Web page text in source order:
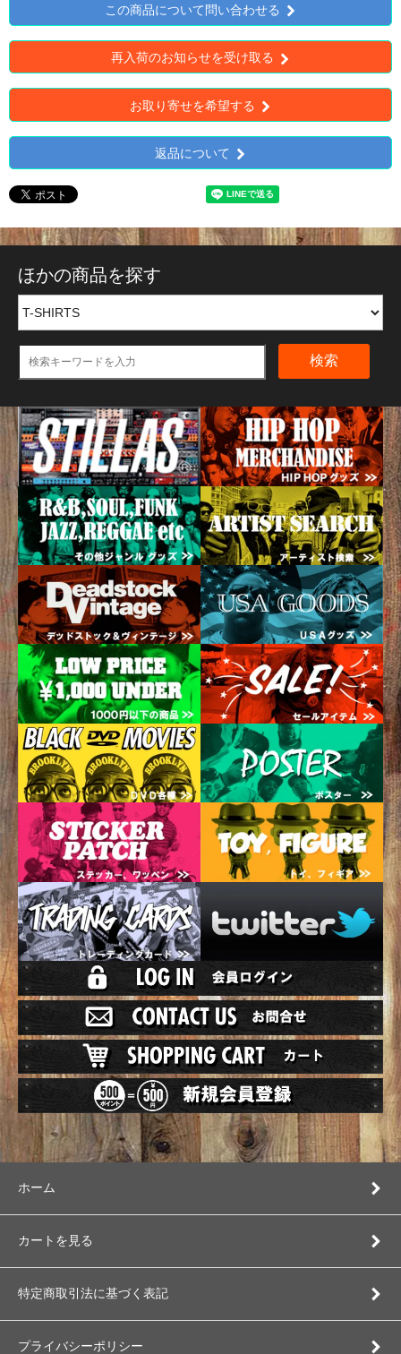
この商品について問い合わせる
再入荷のお知らせを受け取る
お取り寄せを希望する
返品について
ほかの商品を探す
検索
ホーム
カートを見る
特定商取引法に基づく表記
プライバシーポリシー